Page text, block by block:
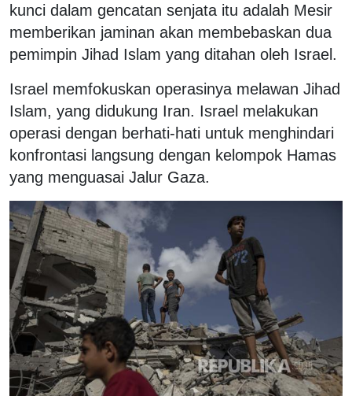
kunci dalam gencatan senjata itu adalah Mesir
memberikan jaminan akan membebaskan dua
pemimpin Jihad Islam yang ditahan oleh Israel.
Israel memfokuskan operasinya melawan Jihad
Islam, yang didukung Iran. Israel melakukan
operasi dengan berhati-hati untuk menghindari
konfrontasi langsung dengan kelompok Hamas
yang menguasai Jalur Gaza.